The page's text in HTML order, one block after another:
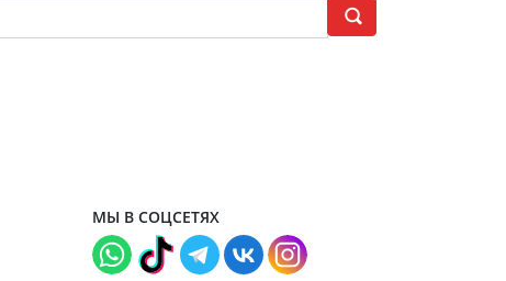
МЫ В СОЦСЕТЯХ